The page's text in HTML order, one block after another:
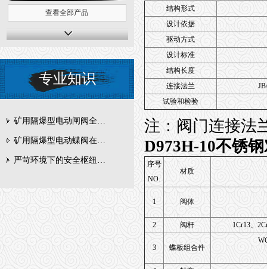
查看全部产品
专业知识
矿用隔爆型电动闸阀全周期维护与故障排查要点
矿用隔爆型电动蝶阀在瓦斯管道控制中的防爆设计与安全标准解析
严苛环境下的安全枢纽：矿用隔爆型电动闸阀的技术剖析
结构形式
设计依据
驱动方式
设计标准
结构长度
连接法兰
试验和检验
注：阀门连接法
D973H-10不锈
序号
NO.
材质
1 阀体
2 阀杆 1Cr13、
3 蝶板组合件